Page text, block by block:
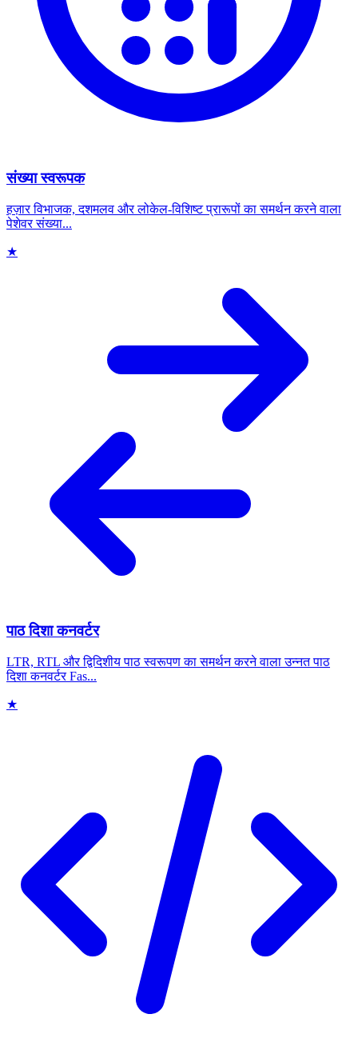
संख्या स्वरूपक
हज़ार विभाजक, दशमलव और लोकेल-विशिष्ट प्रारूपों का समर्थन करने वाला
पेशेवर संख्या...
★
पाठ दिशा कनवर्टर
LTR, RTL और द्विदिशीय पाठ स्वरूपण का समर्थन करने वाला उन्नत पाठ
दिशा कनवर्टर Fas...
★